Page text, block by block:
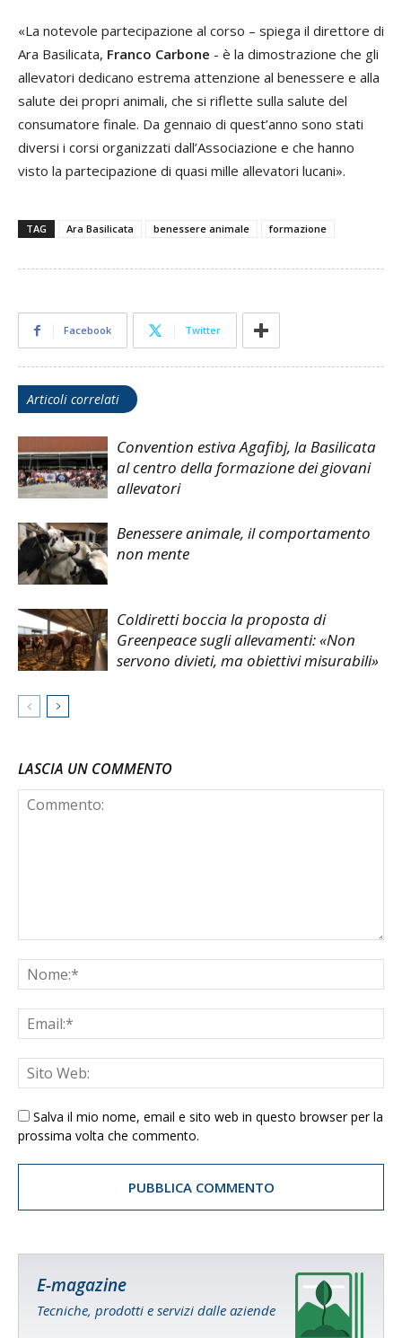
«La notevole partecipazione al corso – spiega il direttore di
Ara Basilicata, Franco Carbone - è la dimostrazione che gli
allevatori dedicano estrema attenzione al benessere e alla
salute dei propri animali, che si riflette sulla salute del
consumatore finale. Da gennaio di quest’anno sono stati
diversi i corsi organizzati dall’Associazione e che hanno
visto la partecipazione di quasi mille allevatori lucani».
TAG Ara Basilicata benessere animale formazione
Facebook Twitter
Articoli correlati
Convention estiva Agafibj, la Basilicata
al centro della formazione dei giovani
allevatori
Benessere animale, il comportamento
non mente
Coldiretti boccia la proposta di
Greenpeace sugli allevamenti: «Non
servono divieti, ma obiettivi misurabili»
LASCIA UN COMMENTO
Salva il mio nome, email e sito web in questo browser per la
prossima volta che commento.
E-magazine
Tecniche, prodotti e servizi dalle aziende